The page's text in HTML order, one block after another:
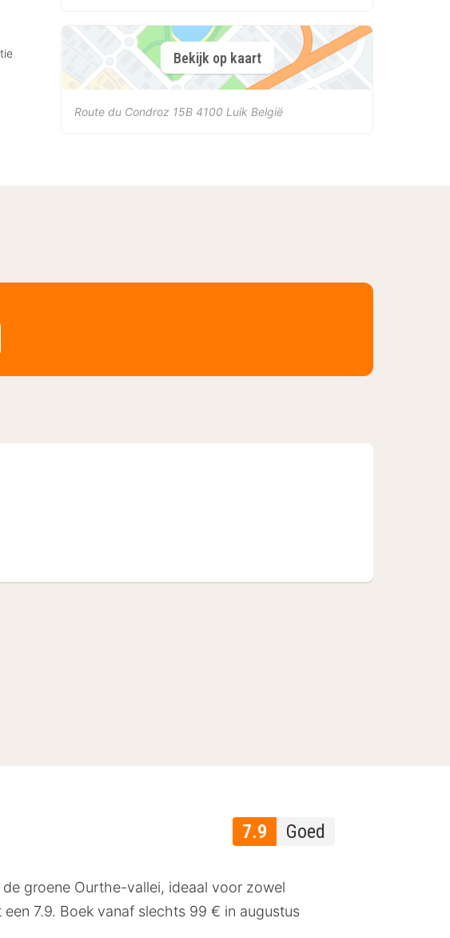
Bekijk op kaart
Route du Condroz 15B 4100 Luik België
7.9 Goed
groene Ourthe-vallei, ideaal voor zowel
7.9. Boek vanaf slechts 99 € in augustus